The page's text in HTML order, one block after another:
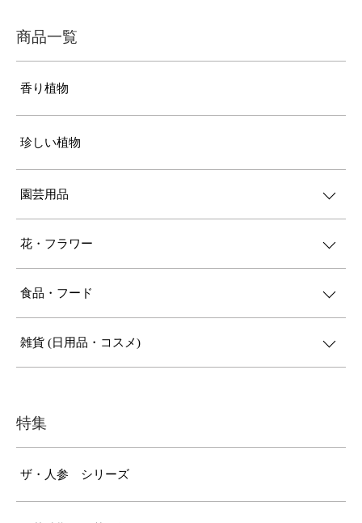
商品一覧
香り植物
珍しい植物
園芸用品
花・フラワー
食品・フード
雑貨 (日用品・コスメ)
特集
ザ・人参 シリーズ